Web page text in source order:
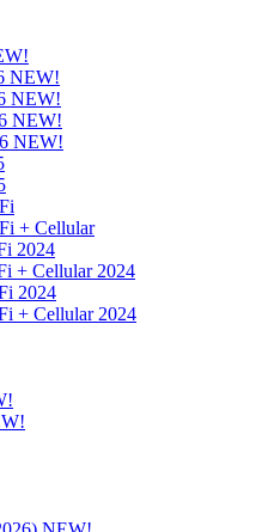
NEW!
NEW!
NEW!
NEW!
+ Cellular
2024
+ Cellular 2024
2024
+ Cellular 2024